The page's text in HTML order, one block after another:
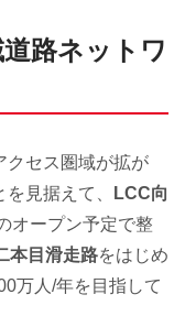
路ネットワ
クセス圏域が拡が
見据えて、
LCC向
オープン予定で整
本目滑走路をはじめ
万人/年を目指して